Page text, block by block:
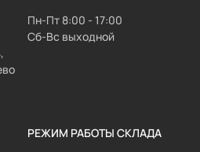
Пн-Пт 8:00 - 17:00
Сб-Вс выходной
РЕЖИМ РАБОТЫ СКЛАДА